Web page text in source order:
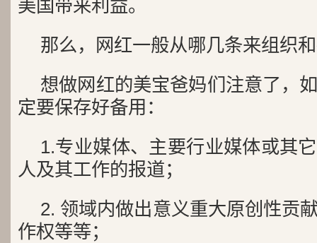
美国带来利益。
那么，网红一般从哪几条来组织
想做网红的美宝爸妈们注意了，
定要保存好备用：
1.专业媒体、主要行业媒体或其
人及其工作的报道；
2. 领域内做出意义重大原创性贡
作权等等；